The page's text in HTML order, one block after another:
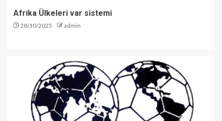
Afrika Ülkeleri var sistemi
28/10/2025 admin